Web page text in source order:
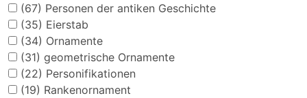
(67) Personen der antiken Geschichte
(35) Eierstab
(34) Ornamente
(31) geometrische Ornamente
(22) Personifikationen
(19) Rankenornament